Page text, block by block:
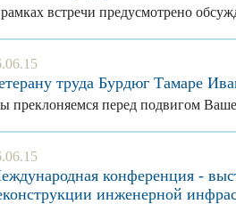
встречи предусмотрено
труда Бурдюг Тамаре
преклоняемся перед подвигом
конференция -
инженерной